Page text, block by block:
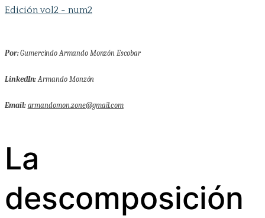
Edición vol2 - num2
Por:Gumercindo Armando Monzón Escobar
LinkedIn:Armando Monzón
Email: armandomon.zone@gmail.com
La
descomposición